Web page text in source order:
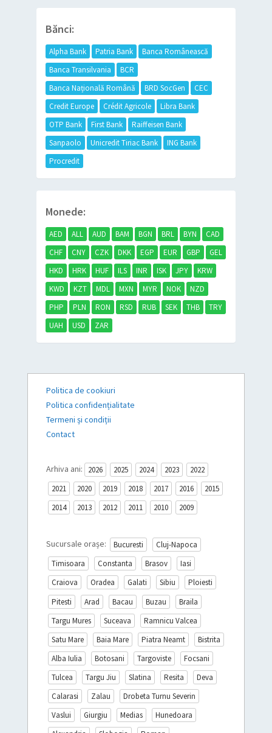
Bănci:
Alpha Bank Patria Bank
Banca Românească
Banca Transilvania
BCR
Banca Națională Română
BRD SocGen
CEC
Credit Europe
Crédit Agricole
Libra Bank
OTP Bank
First Bank
Raiffeisen Bank
Sanpaolo
Unicredit Tiriac Bank
ING Bank
Procredit
Monede:
AED ALL AUD BAM BGN BRL BYN
CAD
CHF
CNY CZK DKK EGP EUR GBP
GEL
HKD
HRK HUF ILS INR ISK JPY
KRW
KWD
KZT MDL MXN MYR NOK
NZD
PHP
PLN RON RSD RUB SEK THB
TRY
UAH
USD ZAR
Politica de cookiuri
Politica confidențialitate
Termeni și condiții
Contact
Arhiva ani: 2026 2025 2024 2023
2022
2021
2020 2019 2018 2017 2016
2015
2014
2013 2012 2011 2010 2009
Sucursale orașe: Bucuresti
Cluj-Napoca
Timisoara
Constanta Brasov
Iasi
Craiova
Oradea Galati Sibiu
Ploiesti
Pitesti
Arad Bacau Buzau
Braila
Targu Mures
Suceava
Ramnicu Valcea
Satu Mare
Baia Mare Piatra Neamt
Bistrita
Alba Iulia
Botosani Targoviste
Focsani
Tulcea
Targu Jiu Slatina Resita
Deva
Calarasi
Zalau
Drobeta Turnu Severin
Vaslui
Giurgiu Medias
Hunedoara